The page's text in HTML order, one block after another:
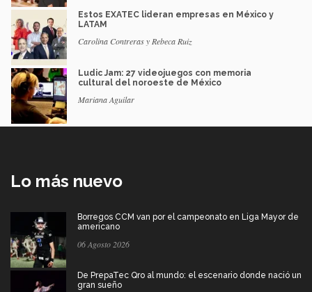
Estos EXATEC lideran empresas en México y
LATAM
Carolina Contreras y Rebeca Ruiz
Ludic Jam: 27 videojuegos con memoria
cultural del noroeste de México
Mariana Aguilar
Lo más nuevo
Borregos CCM van por el campeonato en Liga Mayor de
americano
06 Agosto 2026
De PrepaTec Qro al mundo: el escenario donde nació un
gran sueño